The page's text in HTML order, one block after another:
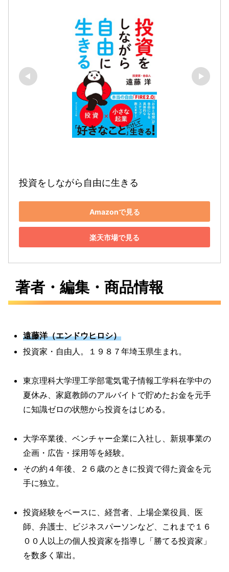
投資をしながら自由に生きる
Amazonで見る
楽天市場で見る
著者・編集・商品情報
遠藤洋（エンドウヒロシ）
投資家・自由人。１９８７年埼玉県生まれ。
東京理科大学理工学部電気電子情報工学科在学中の
夏休み、家庭教師のアルバイトで貯めたお金を元手
に知識ゼロの状態から投資をはじめる。
大学卒業後、ベンチャー企業に入社し、新規事業の
企画・広告・採用等を経験。
その約４年後、２６歳のときに投資で得た資金を元
手に独立。
投資経験をベースに、経営者、上場企業役員、医
師、弁護士、ビジネスパーソンなど、これまで１６
００人以上の個人投資家を指導し「勝てる投資家」
を数多く輩出。